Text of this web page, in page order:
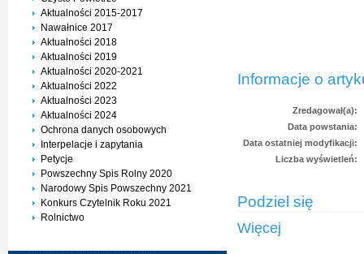
Aktualności 2015-2017
Nawałnice 2017
Aktualności 2018
Aktualności 2019
Aktualności 2020-2021
Aktualności 2022
Aktualności 2023
Aktualności 2024
Ochrona danych osobowych
Interpelacje i zapytania
Petycje
Powszechny Spis Rolny 2020
Narodowy Spis Powszechny 2021
Konkurs Czytelnik Roku 2021
Rolnictwo
Informacje o
Zredagował(a):
Data powstania:
Data ostatniej modyfikacji:
Liczba wyświetleń:
Podziel się
Więcej